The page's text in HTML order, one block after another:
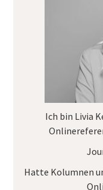
Ich bin Livia
Hatte Kolumnen